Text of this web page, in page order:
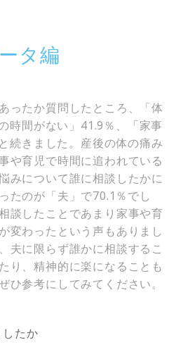
タ編
ったか質問したところ、「体
時間がない」41.9％、「家事
続きました。産後の体の痛み
や育児で時間に追われている
みについて誰に相談したかに
たのが「夫」で70.1％でし
談したことであまり家事や育
変わったという声もありまし
夫に限らず誰かに相談するこ
り、精神的に楽になることも
ひ参考にしてみてください。
たか